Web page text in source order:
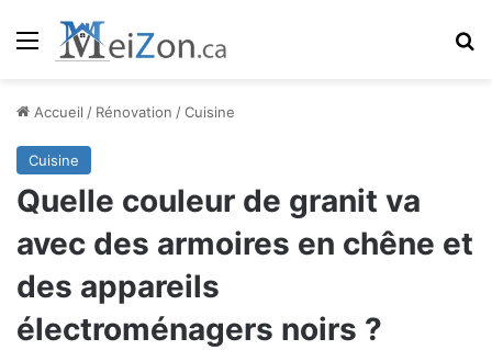
Menu
Accueil / Rénovation /Cuisine
Cuisine
Quelle couleur de granit va
avec des armoires en chêne et
des appareils
électroménagers noirs ?